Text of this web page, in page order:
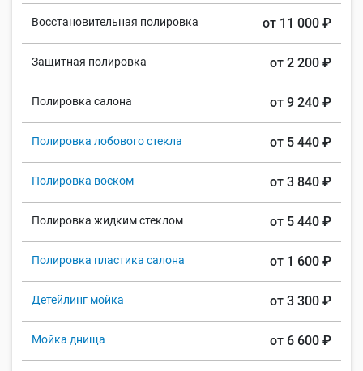
Восстановительная полировка от 11 000 ₽
Защитная полировка от 2 200 ₽
Полировка салона от 9 240 ₽
Полировка лобового стекла от 5 440 ₽
Полировка воском от 3 840 ₽
Полировка жидким стеклом от 5 440 ₽
Полировка пластика салона от 1 600 ₽
Детейлинг мойка от 3 300 ₽
Мойка днища от 6 600 ₽